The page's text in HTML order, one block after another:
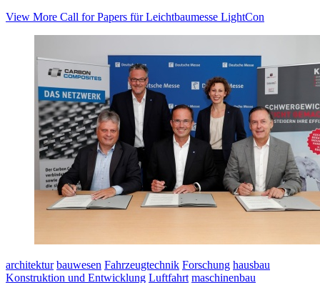
View More Call for Papers für Leichtbaumesse LightCon
architektur bauwesen Fahrzeugtechnik Forschung hausbau
Konstruktion und Entwicklung Luftfahrt maschinenbau